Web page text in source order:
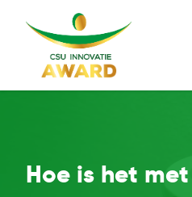
Hoe is het